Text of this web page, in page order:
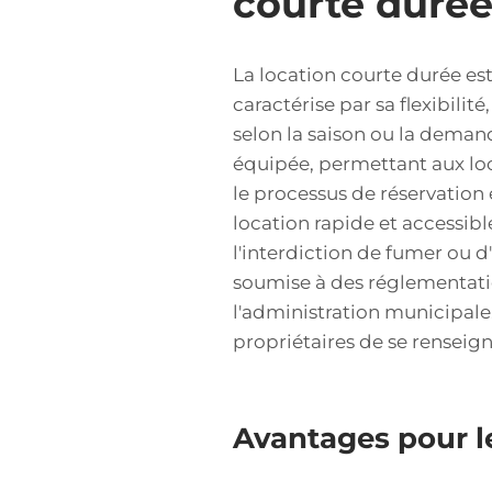
La location courte durée
caractérise par sa
selon la saison ou la
équipée, permettant aux
le processus de
location rapide et
l'interdiction de fumer ou
soumise à des
l'administration
propriétaires de se
Avantages pour